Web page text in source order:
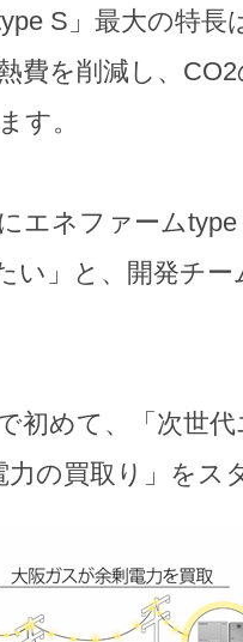
S」最大の特長
費を削減し、
す。
エネファーム
い」と、開発チ
初めて、「次世
力の買取り」をス